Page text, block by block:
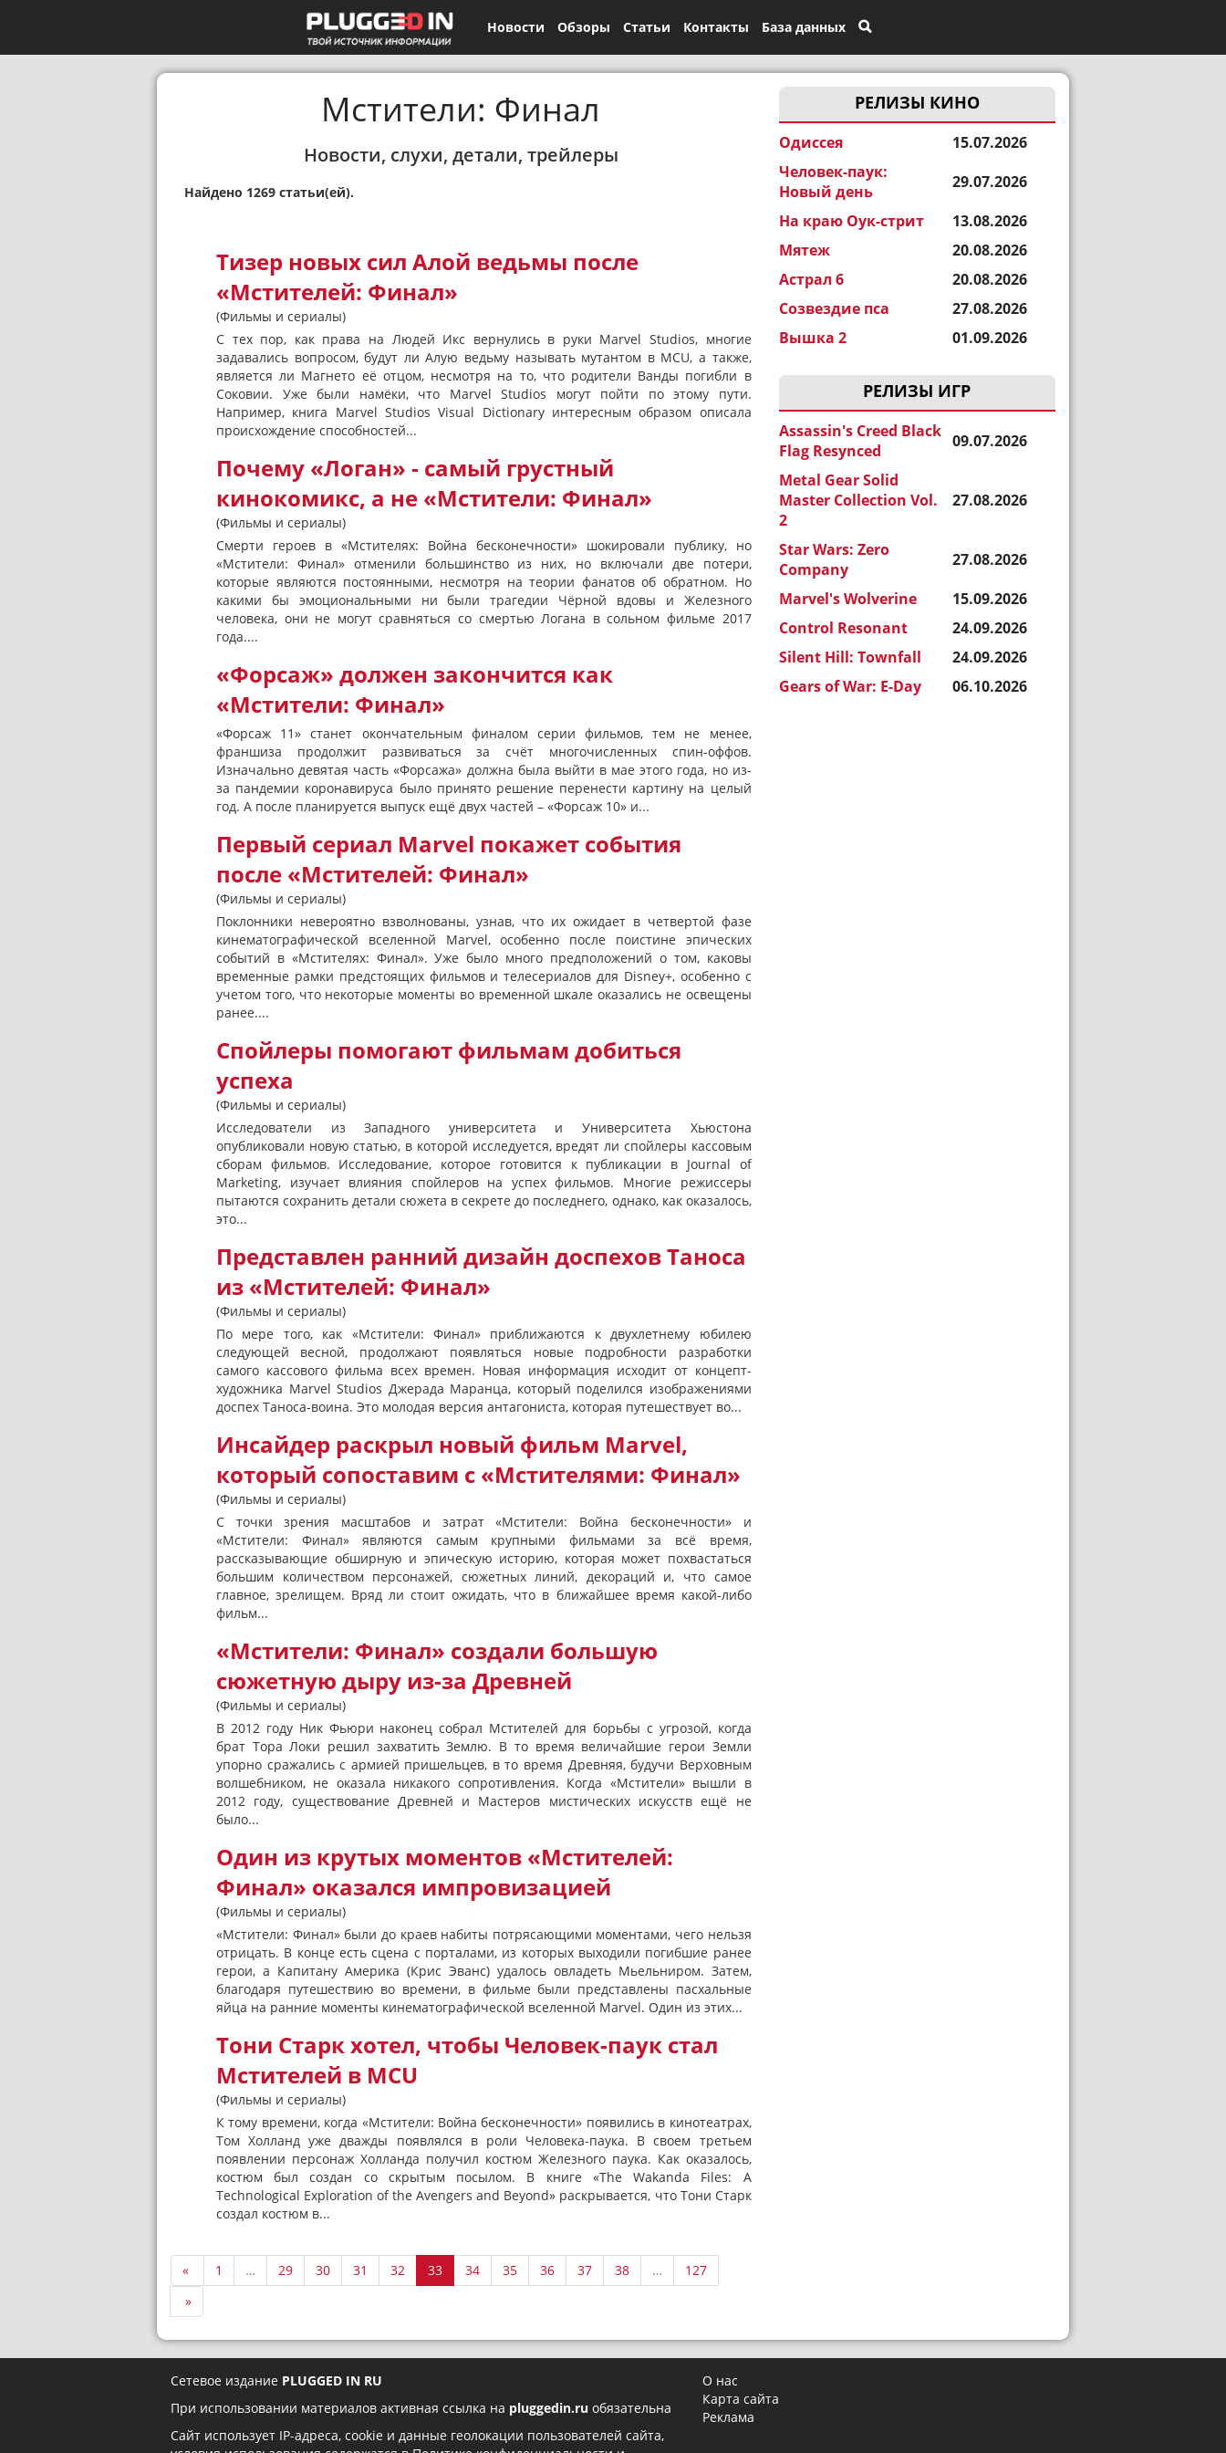
Новости Обзоры Статьи Контакты База данных
РЕЛИЗЫ КИНО
Одиссея
15.07.2026
Человек-паук:
Новый день
29.07.2026
На краю Оук-стрит
13.08.2026
Мятеж
20.08.2026
Астрал 6
20.08.2026
Созвездие пса
27.08.2026
Вышка 2
01.09.2026
РЕЛИЗЫ ИГР
Assassin's Creed Black
Flag Resynced
09.07.2026
Metal Gear Solid
Master Collection Vol.
2
27.08.2026
Star Wars: Zero
Company
27.08.2026
Marvel's Wolverine
15.09.2026
Control Resonant
24.09.2026
Silent Hill: Townfall
24.09.2026
Gears of War: E-Day
06.10.2026
Мстители: Финал
Новости, слухи, детали, трейлеры
Найдено 1269 статьи(ей).
Тизер новых сил Алой ведьмы после
«Мстителей: Финал»
(Фильмы и сериалы)
С тех пор, как права на Людей Икс вернулись в руки Marvel Studios, многие
задавались вопросом, будут ли Алую ведьму называть мутантом в MCU, а также,
является ли Магнето её отцом, несмотря на то, что родители Ванды погибли в
Соковии. Уже были намёки, что Marvel Studios могут пойти по этому пути.
Например, книга Marvel Studios Visual Dictionary интересным образом описала
происхождение способностей...
Почему «Логан» - самый грустный
кинокомикс, а не «Мстители: Финал»
(Фильмы и сериалы)
Смерти героев в «Мстителях: Война бесконечности» шокировали публику, но
«Мстители: Финал» отменили большинство из них, но включали две потери,
которые являются постоянными, несмотря на теории фанатов об обратном. Но
какими бы эмоциональными ни были трагедии Чёрной вдовы и Железного
человека, они не могут сравняться со смертью Логана в сольном фильме 2017
года....
«Форсаж» должен закончится как
«Мстители: Финал»
«Форсаж 11» станет окончательным финалом серии фильмов, тем не менее,
франшиза продолжит развиваться за счёт многочисленных спин-оффов.
Изначально девятая часть «Форсажа» должна была выйти в мае этого года, но из-
за пандемии коронавируса было принято решение перенести картину на целый
год. А после планируется выпуск ещё двух частей – «Форсаж 10» и...
Первый сериал Marvel покажет события
после «Мстителей: Финал»
(Фильмы и сериалы)
Поклонники невероятно взволнованы, узнав, что их ожидает в четвертой фазе
кинематографической вселенной Marvel, особенно после поистине эпических
событий в «Мстителях: Финал». Уже было много предположений о том, каковы
временные рамки предстоящих фильмов и телесериалов для Disney+, особенно с
учетом того, что некоторые моменты во временной шкале оказались не освещены
ранее....
Спойлеры помогают фильмам добиться
успеха
(Фильмы и сериалы)
Исследователи из Западного университета и Университета Хьюстона
опубликовали новую статью, в которой исследуется, вредят ли спойлеры кассовым
сборам фильмов. Исследование, которое готовится к публикации в Journal of
Marketing, изучает влияния спойлеров на успех фильмов. Многие режиссеры
пытаются сохранить детали сюжета в секрете до последнего, однако, как оказалось,
это...
Представлен ранний дизайн доспехов Таноса
из «Мстителей: Финал»
(Фильмы и сериалы)
По мере того, как «Мстители: Финал» приближаются к двухлетнему юбилею
следующей весной, продолжают появляться новые подробности разработки
самого кассового фильма всех времен. Новая информация исходит от концепт-
художника Marvel Studios Джерада Маранца, который поделился изображениями
доспех Таноса-воина. Это молодая версия антагониста, которая путешествует во...
Инсайдер раскрыл новый фильм Marvel,
который сопоставим с «Мстителями: Финал»
(Фильмы и сериалы)
С точки зрения масштабов и затрат «Мстители: Война бесконечности» и
«Мстители: Финал» являются самым крупными фильмами за всё время,
рассказывающие обширную и эпическую историю, которая может похвастаться
большим количеством персонажей, сюжетных линий, декораций и, что самое
главное, зрелищем. Вряд ли стоит ожидать, что в ближайшее время какой-либо
фильм...
«Мстители: Финал» создали большую
сюжетную дыру из-за Древней
(Фильмы и сериалы)
В 2012 году Ник Фьюри наконец собрал Мстителей для борьбы с угрозой, когда
брат Тора Локи решил захватить Землю. В то время величайшие герои Земли
упорно сражались с армией пришельцев, в то время Древняя, будучи Верховным
волшебником, не оказала никакого сопротивления. Когда «Мстители» вышли в
2012 году, существование Древней и Мастеров мистических искусств ещё не
было...
Один из крутых моментов «Мстителей:
Финал» оказался импровизацией
(Фильмы и сериалы)
«Мстители: Финал» были до краев набиты потрясающими моментами, чего нельзя
отрицать. В конце есть сцена с порталами, из которых выходили погибшие ранее
герои, а Капитану Америка (Крис Эванс) удалось овладеть Мьельниром. Затем,
благодаря путешествию во времени, в фильме были представлены пасхальные
яйца на ранние моменты кинематографической вселенной Marvel. Один из этих...
Тони Старк хотел, чтобы Человек-паук стал
Мстителей в MCU
(Фильмы и сериалы)
К тому времени, когда «Мстители: Война бесконечности» появились в кинотеатрах,
Том Холланд уже дважды появлялся в роли Человека-паука. В своем третьем
появлении персонаж Холланда получил костюм Железного паука. Как оказалось,
костюм был создан со скрытым посылом. В книге «The Wakanda Files: A
Technological Exploration of the Avengers and Beyond» раскрывается, что Тони Старк
создал костюм в...
« 1 … 29 30 31 32 33 34 35 36 37 38 …
127
»
Сетевое издание PLUGGED IN RU
При использовании материалов активная ссылка на pluggedin.ru обязательна
Сайт использует IP-адреса, cookie и данные геолокации пользователей сайта,
О нас
Карта сайта
Реклама